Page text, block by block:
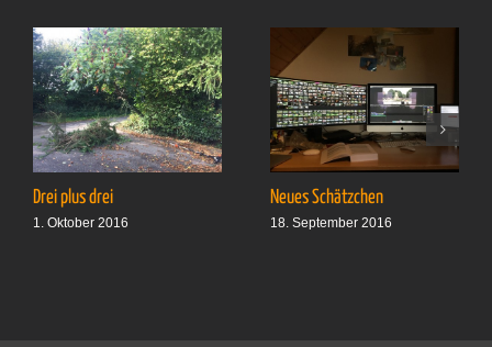
Drei plus drei
1. Oktober 2016
Neues Schätzchen
18. September 2016